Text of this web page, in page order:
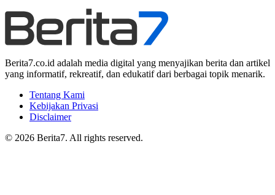
Berita7.co.id adalah media digital yang menyajikan berita dan artikel
yang informatif, rekreatif, dan edukatif dari berbagai topik menarik.
Tentang Kami
Kebijakan Privasi
Disclaimer
© 2026 Berita7. All rights reserved.